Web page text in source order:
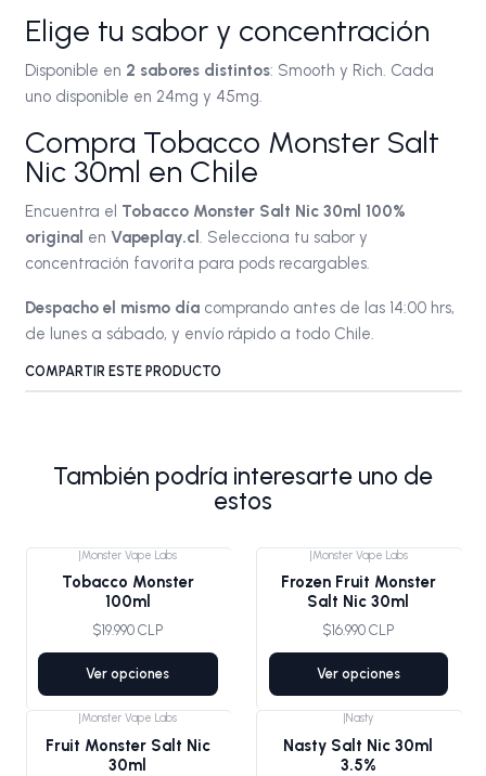
Elige tu sabor y concentración
Disponible en 2 sabores distintos: Smooth y Rich. Cada
uno disponible en 24mg y 45mg.
Compra Tobacco Monster Salt
Nic 30ml en Chile
Encuentra el Tobacco Monster Salt Nic 30ml 100%
original en Vapeplay.cl . Selecciona tu sabor y
concentración favorita para pods recargables.
Despacho el mismo díacomprando antes de las 14:00 hrs,
de lunes a sábado, y envío rápido a todo Chile.
COMPARTIR ESTE PRODUCTO
También podría interesarte uno de
estos
|Monster Vape Labs
Tobacco Monster
100ml
$19.990 CLP
Ver opciones
|Monster Vape Labs
Frozen Fruit Monster
Salt Nic 30ml
$16.990 CLP
Ver opciones
|Monster Vape Labs
Fruit Monster Salt Nic
30ml
|Nasty
Nasty Salt Nic 30ml
3.5%